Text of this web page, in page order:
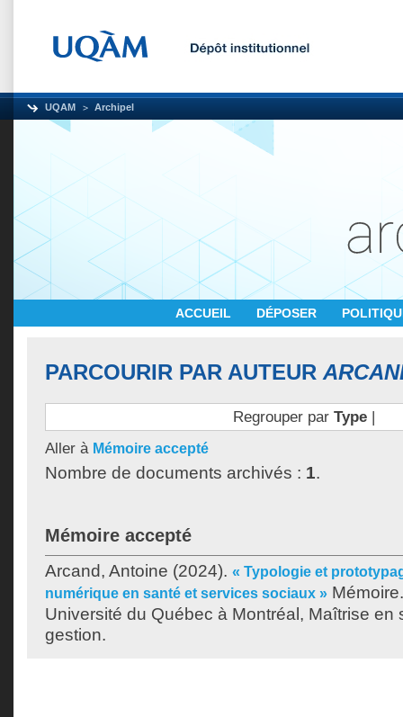
UQAM Archipel
ACCUEIL DÉPOSER
PARCOURIR PAR AUTEUR
Regrouper par Type|
Aller à Mémoire accepté
Nombre de documents archivés : 1.
Mémoire accepté
Arcand, Antoine (2024). « Typologie et
numérique en santé et services sociaux »
Université du Québec à Montréal, Maîtrise en
gestion.